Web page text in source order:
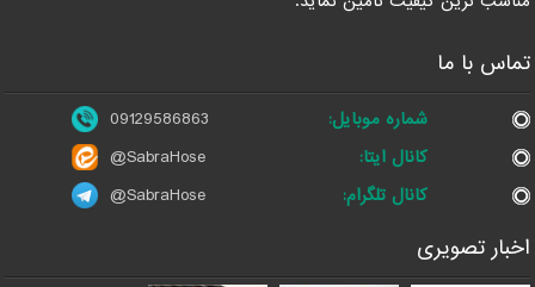
تماس با ما
شماره موبایل:
09129586863
کانال ایتا:
@SabraHose
کانال تلگرام:
@SabraHose
اخبار تصویری